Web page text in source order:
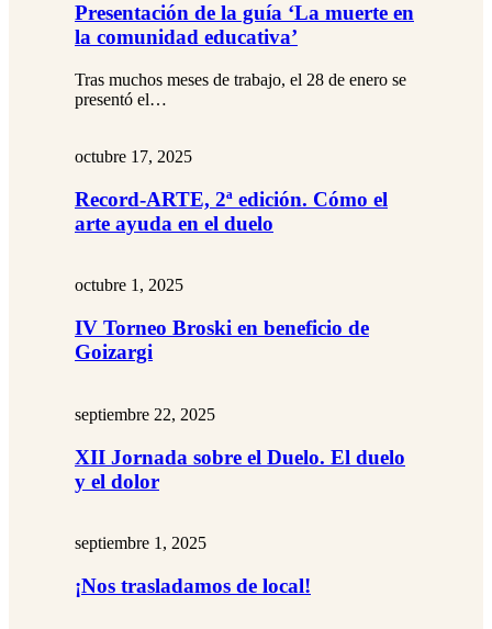
Presentación de la guía ‘La muerte en
la comunidad educativa’
Tras muchos meses de trabajo, el 28 de enero se
presentó el…
octubre 17, 2025
Record-ARTE, 2ª edición. Cómo el
arte ayuda en el duelo
octubre 1, 2025
IV Torneo Broski en beneficio de
Goizargi
septiembre 22, 2025
XII Jornada sobre el Duelo. El duelo
y el dolor
septiembre 1, 2025
¡Nos trasladamos de local!